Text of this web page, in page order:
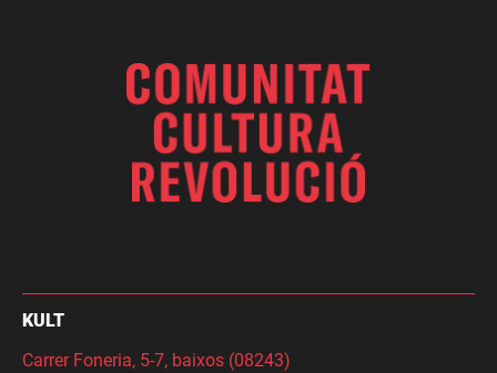
KULT
Carrer Foneria, 5-7, baixos (08243)